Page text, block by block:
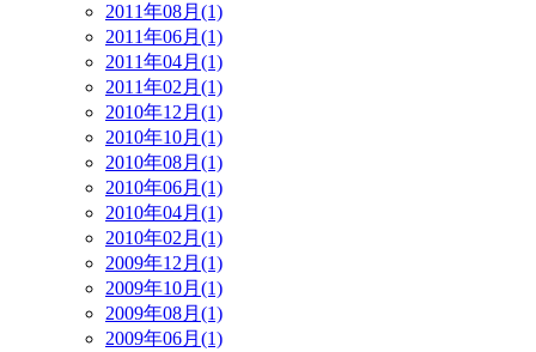
2011年08月(1)
2011年06月(1)
2011年04月(1)
2011年02月(1)
2010年12月(1)
2010年10月(1)
2010年08月(1)
2010年06月(1)
2010年04月(1)
2010年02月(1)
2009年12月(1)
2009年10月(1)
2009年08月(1)
2009年06月(1)